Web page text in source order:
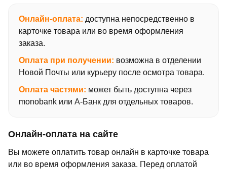
Онлайн-оплата: доступна непосредственно в
карточке товара или во время оформления
заказа.
Оплата при получении: возможна в отделении
Новой Почты или курьеру после осмотра товара.
Оплата частями: может быть доступна через
monobank или А-Банк для отдельных товаров.
Онлайн-оплата на сайте
Вы можете оплатить товар онлайн в карточке товара
или во время оформления заказа. Перед оплатой